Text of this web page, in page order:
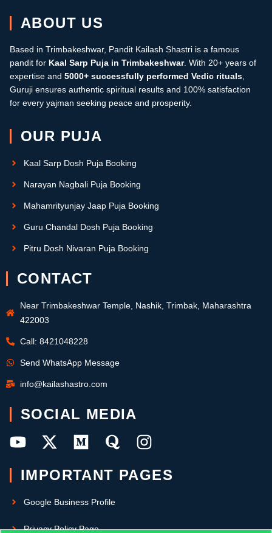
ABOUT US
Based in Trimbakeshwar, Pandit Kailash Shastri is a famous
pandit for Kaal Sarp Puja in Trimbakeshwar. With 20+ years of
expertise and 5000+ successfully performed Vedic rituals,
Guruji ensures authentic spiritual results and 100% satisfaction
for every yajman seeking peace and prosperity.
OUR PUJA
Kaal Sarp Dosh Puja Booking
Narayan Nagbali Puja Booking
Mahamrityunjay Jaap Puja Booking
Guru Chandal Dosh Puja Booking
Pitru Dosh Nivaran Puja Booking
CONTACT
Near Trimbakeshwar Temple, Nashik, Trimbak, Maharashtra
422003
Call: 8421048228
Send WhatsApp Message
info@kailashastro.com
SOCIAL MEDIA
IMPORTANT PAGES
Google Business Profile
Privacy Policy Page